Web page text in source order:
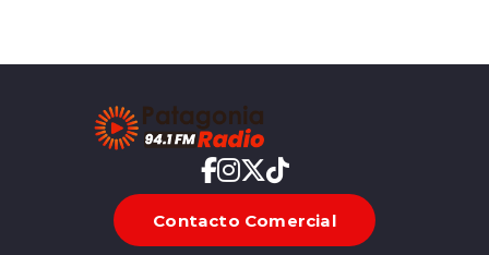
Contacto Comercial